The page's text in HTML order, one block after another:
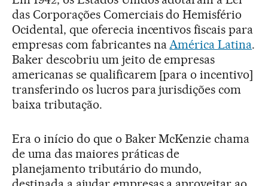
das Corporações Comerciais do Hemisfério
Ocidental, que oferecia incentivos fiscais para
empresas com fabricantes na América Latina.
Baker descobriu um jeito de empresas
americanas se qualificarem [para o incentivo]
transferindo os lucros para jurisdições com
baixa tributação.
Era o início do que o Baker McKenzie chama
de uma das maiores práticas de
planejamento tributário do mundo,